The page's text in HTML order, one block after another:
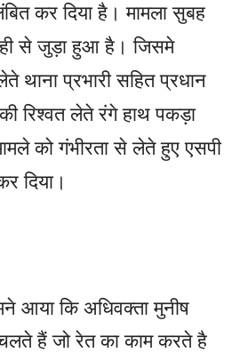
कर दिया है। मामला सुबह
से जुड़ा हुआ है। जिसमे
थाना प्रभारी सहित प्रधान
रिश्वत लेते रंगे हाथ पकड़ा
को गंभीरता से लेते हुए एसपी
दिया।
आया कि अधिवक्ता मुनीष
हैं जो रेत का काम करते है